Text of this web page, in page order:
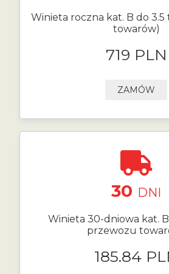
Winieta roczna kat. B do
towarów)
719 PLN
ZAMÓW
30 DNI
Winieta 30-dniowa kat.
przewozu
185.84